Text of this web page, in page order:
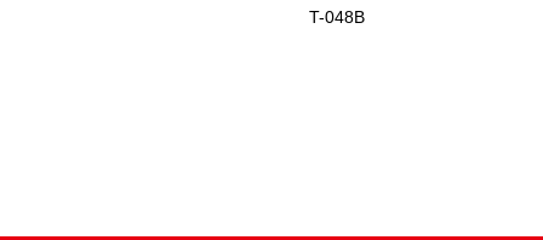
T-048B